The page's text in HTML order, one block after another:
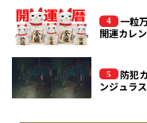
一粒
開運カレ
防犯
ンジュラ